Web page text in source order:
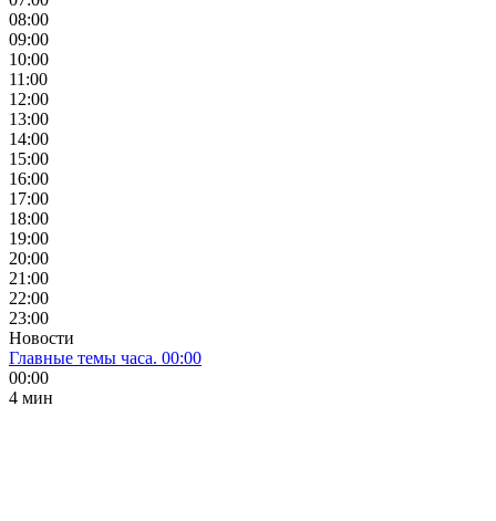
08:00
09:00
10:00
11:00
12:00
13:00
14:00
15:00
16:00
17:00
18:00
19:00
20:00
21:00
22:00
23:00
Новости
Главные темы часа. 00:00
00:00
4 мин